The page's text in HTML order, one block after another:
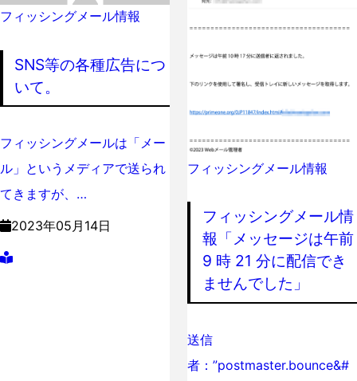
フィッシングメール情報
SNS等の各種広告につ
いて。
フィッシングメールは「メー
ル」というメディアで送られ
てきますが、…
2023年05月14日
フィッシングメール情報
フィッシングメール情
報「メッセージは午前
9 時 21 分に配信でき
ませんでした」
送信
者：”postmaster.bounce&#